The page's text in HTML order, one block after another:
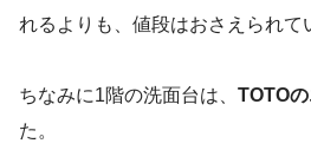
れるよりも、値段はおさえられて
ちなみに1階の洗面台は、 TOTO
た。